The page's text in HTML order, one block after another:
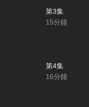
第3集
15分鐘
第4集
16分鐘